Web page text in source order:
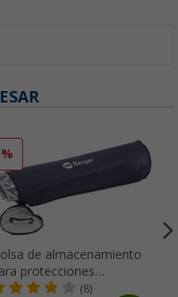
%
de almacenamiento
protecciones
Berger
(8)